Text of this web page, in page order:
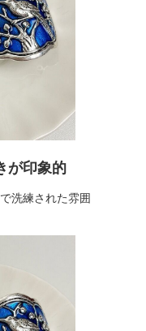
が印象的
洗練された雰囲